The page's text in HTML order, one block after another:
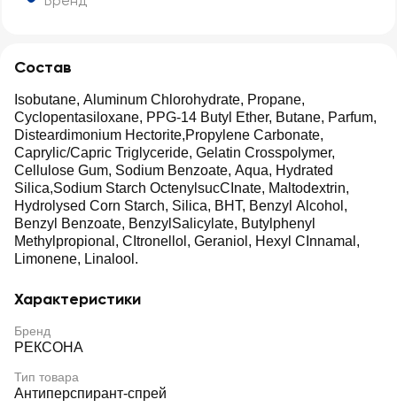
Состав
Isobutane, Aluminum Chlorohydrate, Propane,
Cyclopentasiloxane, PPG-14 Butyl Ether, Butane, Parfum,
Disteardimonium Hectorite,Propylene Carbonate,
Caprylic/Capric Triglyceride, Gelatin Crosspolymer,
Cellulose Gum, Sodium Benzoate, Aqua, Hydrated
Silica,Sodium Starch OctenylsucCInate, Maltodextrin,
Hydrolysed Corn Starch, Silica, BHT, Benzyl Alcohol,
Benzyl Benzoate, BenzylSalicylate, Butylphenyl
Methylpropional, CItronellol, Geraniol, Hexyl CInnamal,
Limonene, Linalool.
Характеристики
Бренд
РЕКСОНА
Тип товара
Антиперспирант-спрей